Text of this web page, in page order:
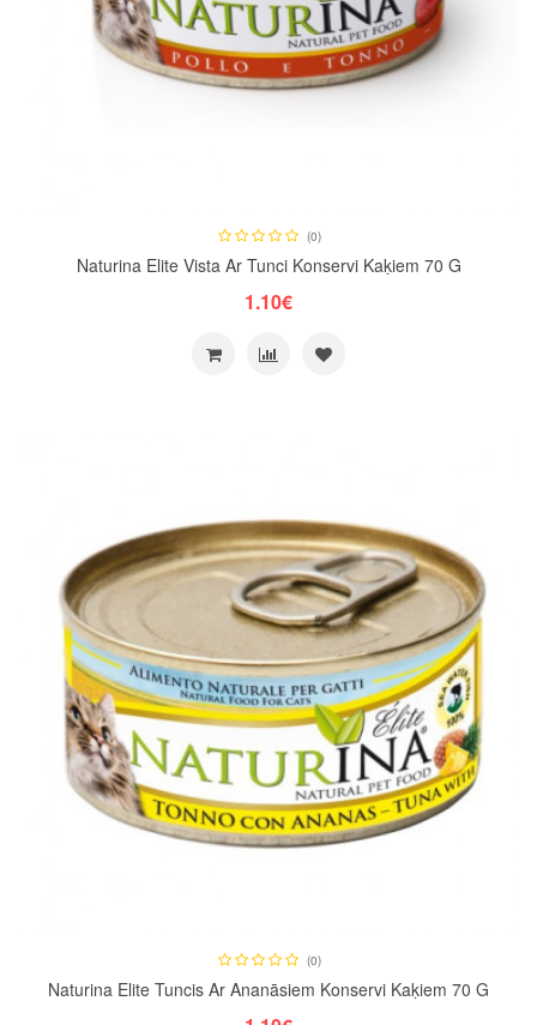
(0)
Naturina Elite Vista Ar Tunci Konservi Kaķiem 70 G
1.10€
(0)
Naturina Elite Tuncis Ar Ananāsiem Konservi Kaķiem 70 G